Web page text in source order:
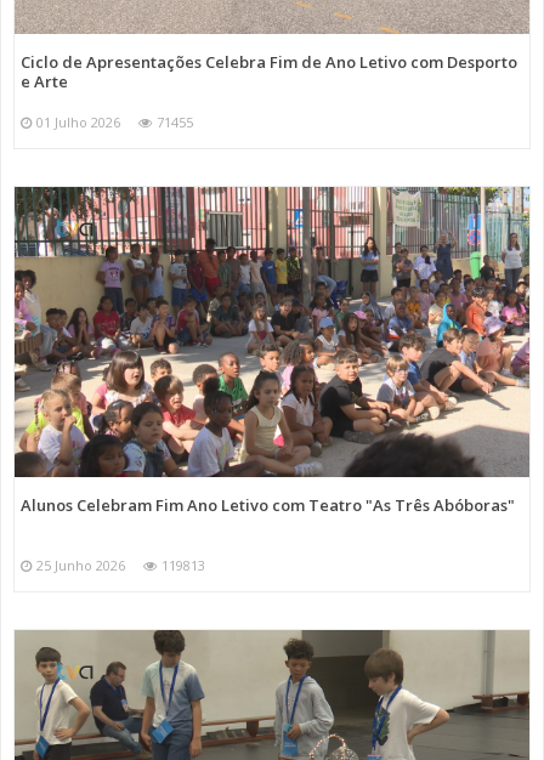
Ciclo de Apresentações Celebra Fim de Ano Letivo com Desporto
e Arte
01 Julho 2026 71455
Alunos Celebram Fim Ano Letivo com Teatro "As Três Abóboras"
25 Junho 2026 119813